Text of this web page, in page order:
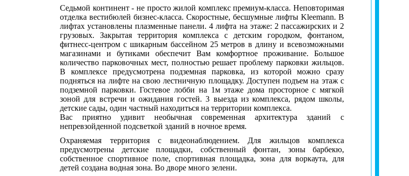
Седьмой континент - не просто жилой комплекс премиум-класса. Неповторимая
отделка вестибюлей бизнес-класса. Скоростные, бесшумные лифты Kleemann. В
лифтах установлены плазменные панели. 4 лифта на этаже: 2 пассажирских и 2
грузовых. Закрытая территория комплекса с детским городком, фонтаном,
фитнесс-центром с шикарным бассейном 25 метров в длину и всевозможными
магазинами и бутиками обеспечит Вам комфортное проживание. Большое
количество парковочных мест, полностью решает проблему парковки жильцов.
В комплексе предусмотрена подземная парковка, из которой можно сразу
подняться на лифте на свою лестничную площадку. Доступен подъем на этаж с
подземной парковки. Гостевое лобби на 1м этаже дома просторное с мягкой
зоной для встречи и ожидания гостей. 3 выезда из комплекса, рядом школы,
детские сады, один частный находиться на территории комплекса.
Вас приятно удивит необычная современная архитектура зданий с
непревзойденной подсветкой зданий в ночное время.
Охраняемая территория с видеонаблюдением. Для жильцов комплекса
предусмотрены детские площадки, собственный фонтан, зоны барбекю,
собственное спортивное поле, спортивная площадка, зона для воркаута, для
детей создана водная зона. Во дворе много зелени.